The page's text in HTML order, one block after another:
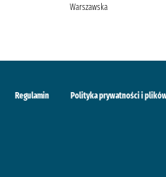
Warszawska
Regulamin Polityka prywatności i